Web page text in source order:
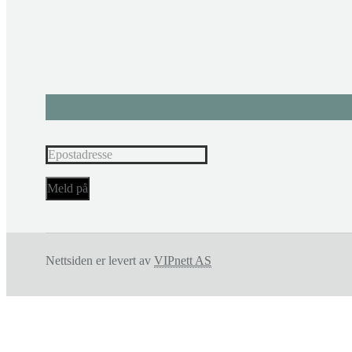
Nettsiden er levert av VIPnett AS